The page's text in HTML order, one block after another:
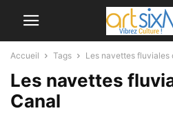
Accueil Tags Les navettes fluviales
Les navettes
Canal